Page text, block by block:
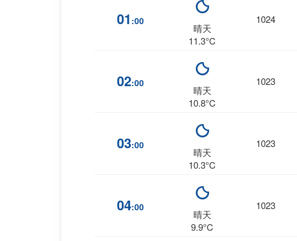
01 :00
晴天
11.3°C
1024
02:00
晴天
10.8°C
1023
03:00
晴天
10.3°C
1023
04:00
晴天
9.9°C
1023